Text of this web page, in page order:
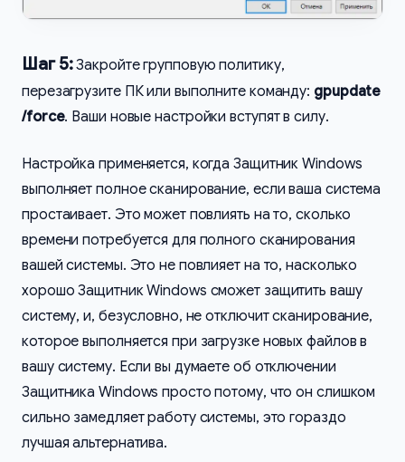
Шаг 5:Закройте групповую политику,
перезагрузите ПК или выполните команду: gpupdate
/force. Ваши новые настройки вступят в силу.
Настройка применяется, когда Защитник Windows
выполняет полное сканирование, если ваша система
простаивает. Это может повлиять на то, сколько
времени потребуется для полного сканирования
вашей системы. Это не повлияет на то, насколько
хорошо Защитник Windows сможет защитить вашу
систему, и, безусловно, не отключит сканирование,
которое выполняется при загрузке новых файлов в
вашу систему. Если вы думаете об отключении
Защитника Windows просто потому, что он слишком
сильно замедляет работу системы, это гораздо
лучшая альтернатива.